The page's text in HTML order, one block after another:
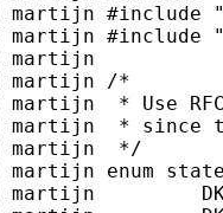
martijn
martijn
martijn
martijn
martijn
martijn
martijn
martijn
martijn